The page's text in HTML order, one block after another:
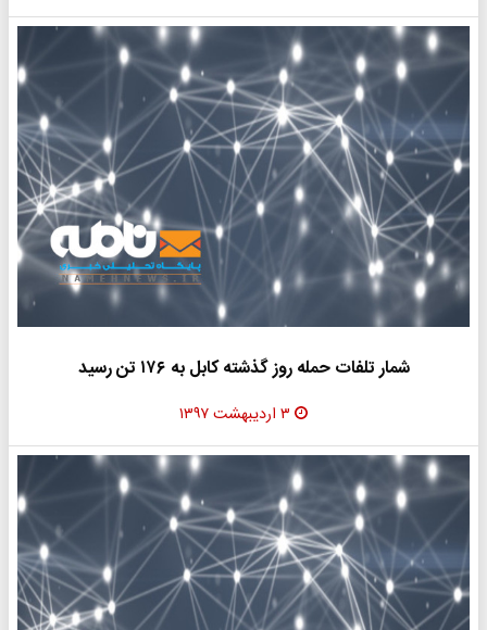
شمار تلفات حمله روز گذشته کابل به ۱۷۶ تن رسید
۳ اردیبهشت ۱۳۹۷